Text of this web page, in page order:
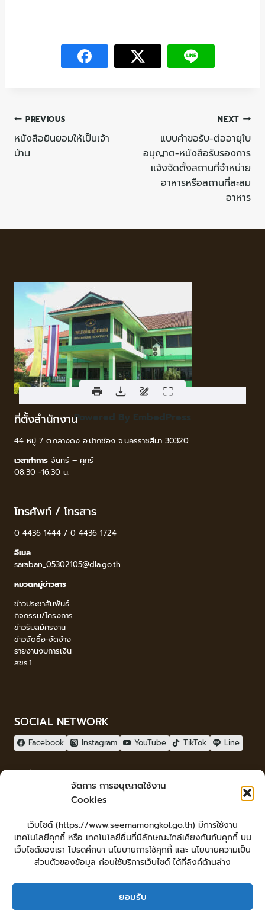
จัดการ การอนุญาตใช้งาน
Cookies
เว็บไซต์ (https://www.seemamongkol.go.th) มีการใช้งาน
เทคโนโลยีคุกกี้ หรือ เทคโนโลยีอื่นที่มีลักษณะใกล้เคียงกันกับคุกกี้ บน
เว็บไซต์ของเรา โปรดศึกษา นโยบายการใช้คุกกี้ และ นโยบายความเป็น
ส่วนตัวของข้อมูล ก่อนใช้บริการเว็บไซต์ ได้ที่ลิงค์ด้านล่าง
ยอมรับ
Powered By EmbedPress
PREVIOUS
หนังสือยินยอมให้เป็นเจ้า
บ้าน
NEXT
แบบคำขอรับ-ต่ออายุใบ
อนุญาต-หนังสือรับรองการ
แจ้งจัดตั้งสถานที่จำหน่าย
อาหารหรือสถานที่สะสม
อาหาร
ที่ตั้งสำนักงาน
44 หมู่ 7 ต.กลางดง อ.ปากช่อง จ.นครราชสีมา 30320
เวลาทำการ จันทร์ – ศุกร์
08:30 -16:30 น.
โทรศัพท์ / โทรสาร
0 4436 1444 / 0 4436 1724
อีเมล
saraban_05302105@dla.go.th
หมวดหมู่ข่าวสาร
ข่าวประชาสัมพันธ์
กิจกรรม/โครงการ
ข่าวรับสมัครงาน
ข่าวจัดซื้อ-จัดจ้าง
รายงานงบการเงิน
สขร.1
SOCIAL NETWORK
Facebook Instagram YouTube TikTok Line
10
LopburiWebdesign.com
Login
เข้าสู่ระบบ